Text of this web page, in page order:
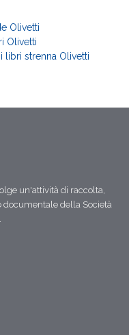
Olivetti
Olivetti
libri strenna Olivetti
un'attività di raccolta,
documentale della Società